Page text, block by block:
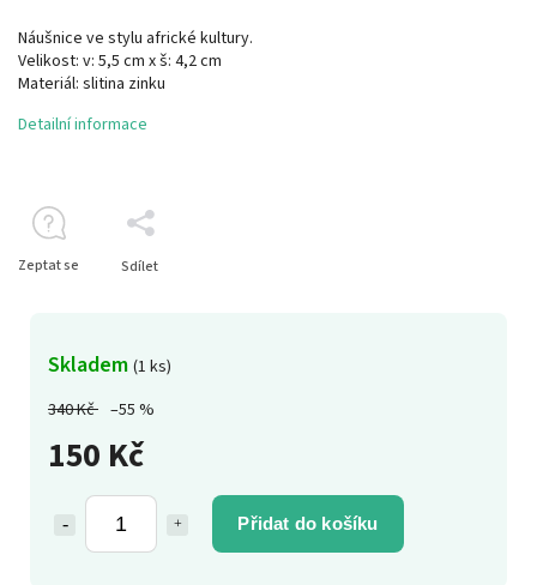
340 Kč –55 %
150 Kč
Přidat do košíku
Skladem (1 ks)
Náušnice ve stylu africké kultury.
Velikost: v: 5,5 cm x š: 4,2 cm
Materiál: slitina zinku
Detailní informace
Zeptat se Sdílet